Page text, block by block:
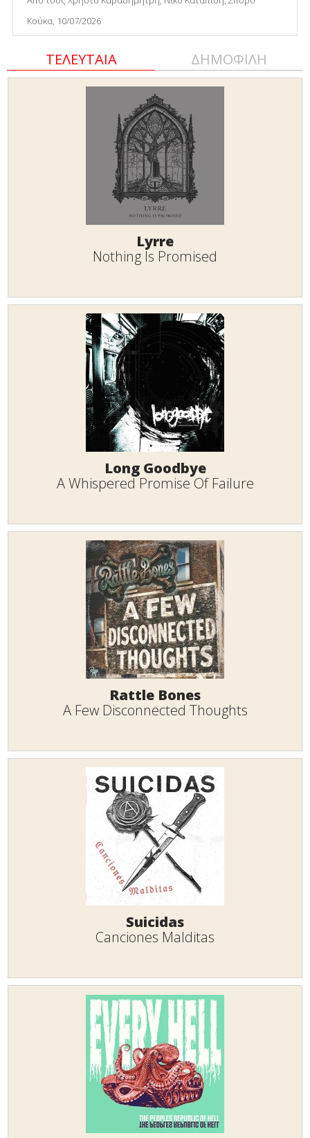
Κούκα, 10/07/2026
ΤΕΛΕΥΤΑΙΑ ΔΗΜΟΦΙΛΗ
Lyrre
Nothing Is Promised
Long Goodbye
A Whispered Promise Of Failure
Rattle Bones
A Few Disconnected Thoughts
Suicidas
Canciones Malditas